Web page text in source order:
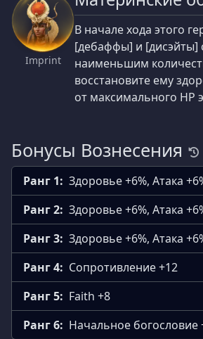
Imprint
В начале хода этого
[дебаффы] и [дисэйты]
наименьшим
восстановите ему
от максимального HP
Бонусы Вознесения
Ранг 1: Здоровье +6%, Атака
Ранг 2: Здоровье +6%, Атака
Ранг 3: Здоровье +6%, Атака
Ранг 4: Сопротивление +12
Ранг 5: Faith +8
Ранг 6: Начальное богословие